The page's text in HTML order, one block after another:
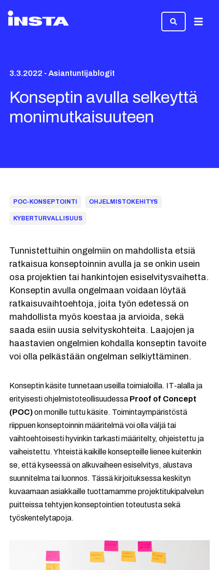
3.3.2022 - Asiantuntijablogit
Konseptin avulla selkeyttä
monimutkaisuuteen
POC-KONSEPTOINTI OHJELMISTOKEHITYS
KYBERTURVALLISUUS
Tunnistettuihin ongelmiin on mahdollista etsiä
ratkaisua konseptoinnin avulla ja se onkin usein
osa projektien tai hankintojen esiselvitysvaihetta.
Konseptin avulla ongelmaan voidaan löytää
ratkaisuvaihtoehtoja, joita työn edetessä on
mahdollista myös koestaa ja arvioida, sekä
saada esiin uusia selvityskohteita. Laajojen ja
haastavien ongelmien kohdalla konseptin tavoite
voi olla pelkästään ongelman selkiyttäminen.
Konseptin käsite tunnetaan useilla toimialoilla. IT-alalla ja
erityisesti ohjelmistoteollisuudessa Proof of Concept
(POC)on monille tuttu käsite. Toimintaympäristöstä
riippuen konseptoinnin määritelmä voi olla väljä tai
vaihtoehtoisesti hyvinkin tarkasti määritelty, ohjeistettu ja
vaiheistettu. Yhteistä kaikille konsepteille lienee kuitenkin
se, että kyseessä on alkuvaiheen esiselvitys, alustava
suunnitelma tai luonnos. Tässä kirjoituksessa keskityn
kuvaamaan asiakkaille tuottamamme projektitukipalvelun
puitteissa tehtyjen konseptointien toteutusta sekä
työskentelytapoja.